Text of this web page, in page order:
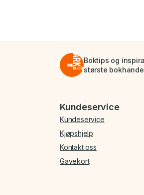
Boktips og
største
Bunnmeny
Kundeservice
Kundeservice
Kjøpshjelp
Kontakt oss
Gavekort